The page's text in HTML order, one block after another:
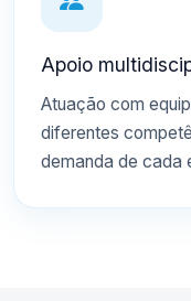
Apoio
Atuação com
diferentes
demanda de cada